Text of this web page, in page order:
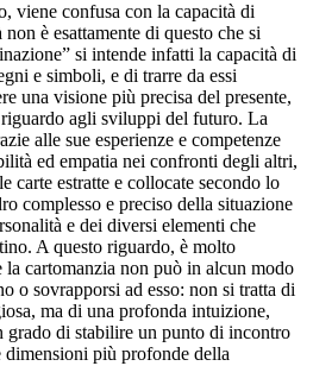
viene confusa con la capacità di
è esattamente di questo che si
si intende infatti la capacità di
e simboli, e di trarre da essi
una visione più precisa del presente,
agli sviluppi del futuro. La
alle sue esperienze e competenze
ed empatia nei confronti degli altri,
carte estratte e collocate secondo lo
complesso e preciso della situazione
e dei diversi elementi che
A questo riguardo, è molto
la cartomanzia non può in alcun modo
o sovrapporsi ad esso: non si tratta di
ma di una profonda intuizione,
grado di stabilire un punto di incontro
dimensioni più profonde della